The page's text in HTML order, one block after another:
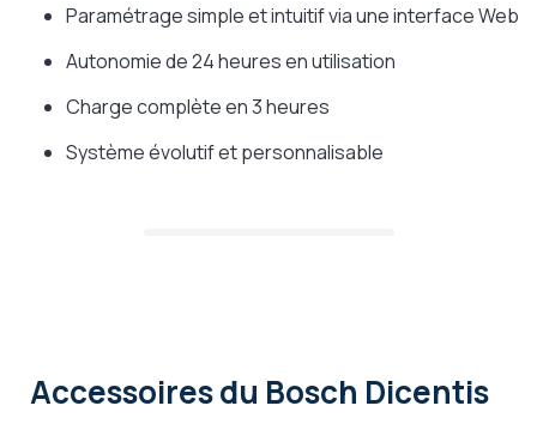
Paramétrage simple et intuitif via une interface Web
Autonomie de 24 heures en utilisation
Charge complète en 3 heures
Système évolutif et personnalisable
Accessoiresdu Bosch Dicentis